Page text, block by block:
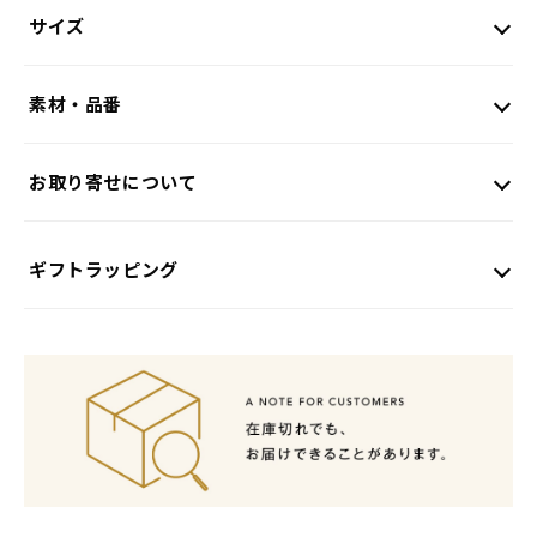
サイズ
素材・品番
お取り寄せについて
ギフトラッピング